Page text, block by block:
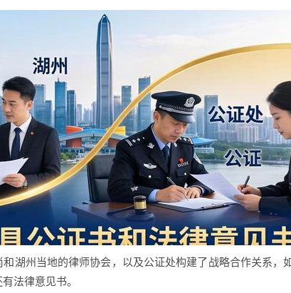
湖州当地的律师协会，以及公证处构建了战略合作关系，
法律意见书。